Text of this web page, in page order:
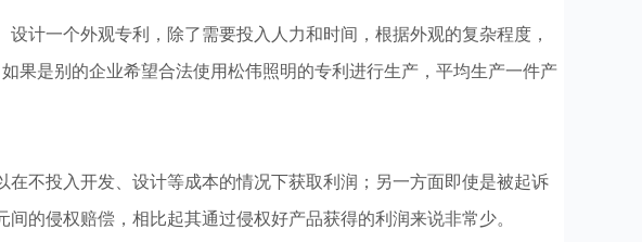
计一个外观专利，除了需要投入人力和时间，根据外观的复杂程度，
果是别的企业希望合法使用松伟照明的专利进行生产，平均生产一件产
不投入开发、设计等成本的情况下获取利润；另一方面即使是被起诉
的侵权赔偿，相比起其通过侵权好产品获得的利润来说非常少。